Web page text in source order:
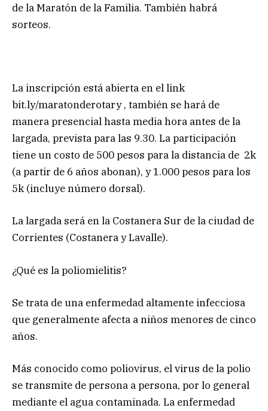
de la Maratón de la Familia. También habrá
sorteos.
La inscripción está abierta en el link
bit.ly/maratonderotary , también se hará de
manera presencial hasta media hora antes de la
largada, prevista para las 9.30. La participación
tiene un costo de 500 pesos para la distancia de 2k
(a partir de 6 años abonan), y 1.000 pesos para los
5k (incluye número dorsal).
La largada será en la Costanera Sur de la ciudad de
Corrientes (Costanera y Lavalle).
¿Qué es la poliomielitis?
Se trata de una enfermedad altamente infecciosa
que generalmente afecta a niños menores de cinco
años.
Más conocido como poliovirus, el virus de la polio
se transmite de persona a persona, por lo general
mediante el agua contaminada. La enfermedad